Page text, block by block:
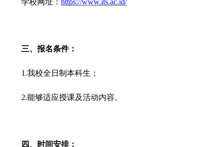
三、报名条件：
1.我校全日制本科生；
2.能够适应授课及活动内容。
四、时间安排：